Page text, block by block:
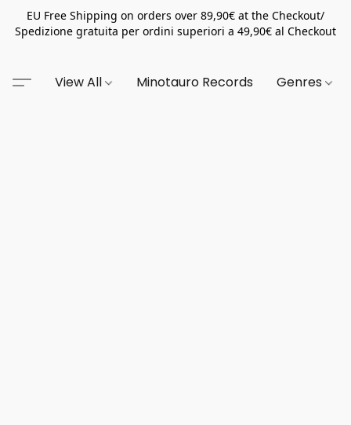
EU Free Shipping on orders over 89,90€ at the Checkout/
Spedizione gratuita per ordini superiori a 49,90€ al Checkout
View All Minotauro Records Genres